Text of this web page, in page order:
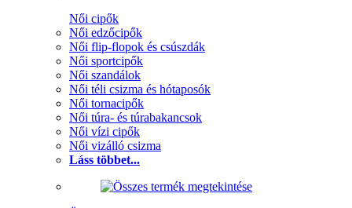
Női cipők
Női edzőcipők
Női flip-flopok és csúszdák
Női sportcipők
Női szandálok
Női téli csizma és hótaposók
Női tornacipők
Női túra- és túrabakancsok
Női vízi cipők
Női vizálló csizma
Láss többet...